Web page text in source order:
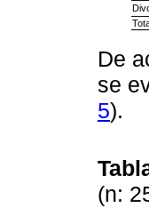
De
se
5).
(n: